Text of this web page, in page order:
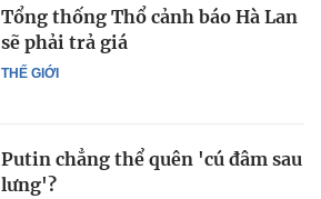
THẾ GIỚI
Tổng thống Thổ cảnh báo Hà Lan
sẽ phải trả giá
Putin chẳng thể quên 'cú đâm sau
lưng'?